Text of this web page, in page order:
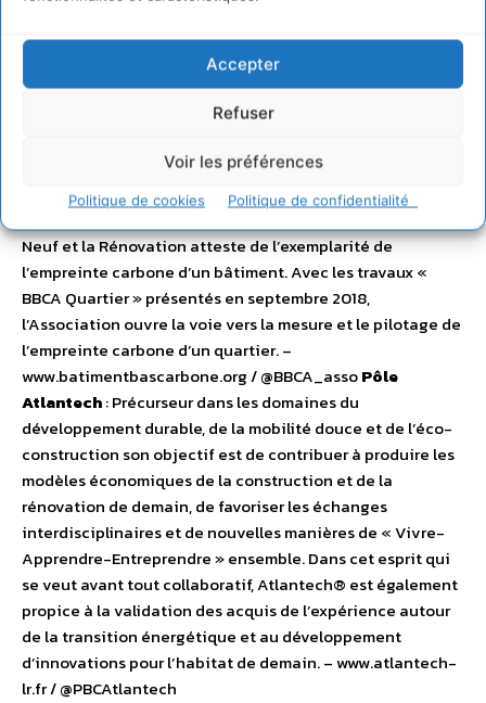
Accepter
Refuser
Voir les préférences
Politique de cookies Politique de confidentialité
Association BBCA
Développement du Bâtiment Bas Carbone (BBCA)
rassemble les principaux intervenants de l’acte de
construire (120 membres) : architectes, promoteurs
immobiliers, constructeurs et bureaux d’étude. Pionnière,
immobiliers de contribuer à lutter activement contre le
dérèglement climatique en s’engageant dans la voie de la
Neuf et la Rénovation atteste de l’exemplarité de
l’empreinte carbone d’un bâtiment. Avec les travaux «
BBCA Quartier » présentés en septembre 2018,
l’Association ouvre la voie vers la mesure et le pilotage de
l’empreinte carbone d’un quartier. –
www.batimentbascarbone.org / @BBCA_assoPôle
Atlantech: Précurseur dans les domaines du
développement durable, de la mobilité douce et de l’éco-
construction son objectif est de contribuer à produire les
modèles économiques de la construction et de la
rénovation de demain, de favoriser les échanges
interdisciplinaires et de nouvelles manières de « Vivre-
Apprendre-Entreprendre » ensemble. Dans cet esprit qui
se veut avant tout collaboratif, Atlantech® est également
propice à la validation des acquis de l’expérience autour
de la transition énergétique et au développement
d’innovations pour l’habitat de demain. – www.atlantech-
lr.fr / @PBCAtlantech